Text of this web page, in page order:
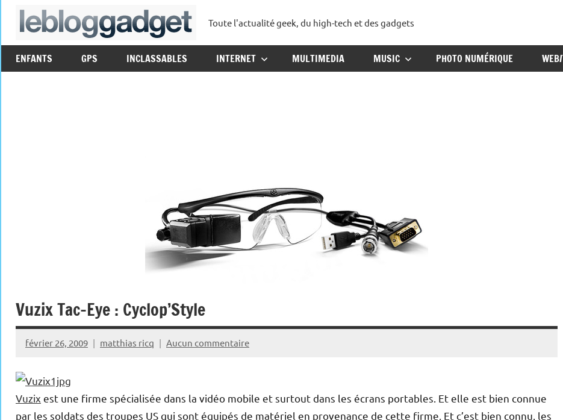
Aller
lebloggadget
Toute l'actualité geek, du high-tech et des gadgets
ENFANTS GPS INCLASSABLES INTERNET MULTIMEDIA MUSIC PHOTO NUMÉRIQUE
Vuzix Tac-Eye : Cyclop’Style
février 26, 2009 matthias ricq Aucun commentaire
Vuzix est une firme spécialisée dans la vidéo mobile et surtout dans les écrans portables. Et elle est bien connue
par les soldats des troupes US qui sont équipés de matériel en provenance de cette firme. Et c’est bien connu, les